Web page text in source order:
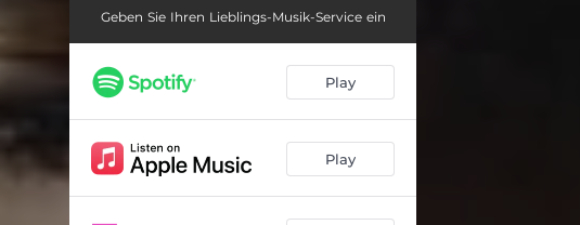
Geben Sie Ihren Lieblings-Musik-Service ein
Play
Play